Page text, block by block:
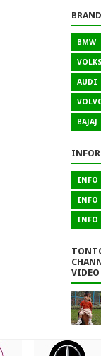
BMW
AUDI
BAJAJ
INFO
INFO
INFO
VIDEO